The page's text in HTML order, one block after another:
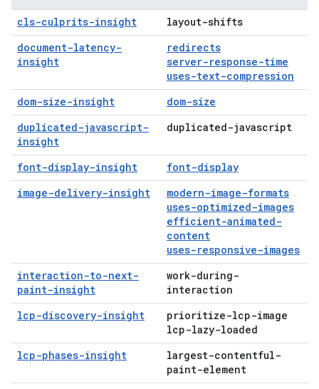
cls-culprits-insight
layout-shifts
document-latency-
insight
redirects
server-response-time
uses-text-compression
dom-size-insight
dom-size
duplicated-javascript-
insight
duplicated-javascript
font-display-insight
font-display
image-delivery-insight
modern-image-formats
uses-optimized-images
efficient-animated-
content
uses-responsive-images
interaction-to-next-
paint-insight
work-during-
interaction
lcp-discovery-insight
prioritize-lcp-image
lcp-lazy-loaded
lcp-phases-insight
largest-contentful-
paint-element